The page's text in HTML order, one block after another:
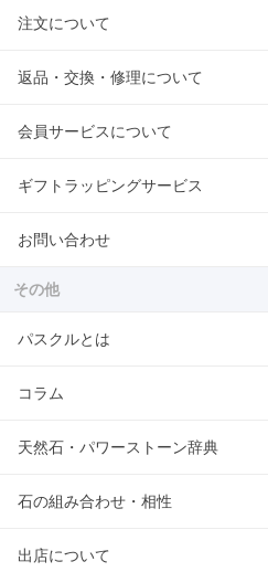
注文について
返品・交換・修理について
会員サービスについて
ギフトラッピングサービス
お問い合わせ
その他
パスクルとは
コラム
天然石・パワーストーン辞典
石の組み合わせ・相性
出店について